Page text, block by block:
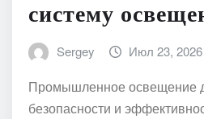
систему
Sergey Июл 23, 2026
Промышленное освещение
безопасности и